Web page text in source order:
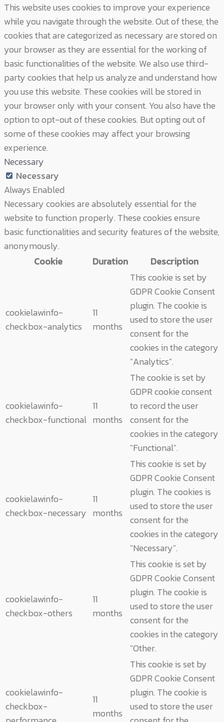
This website uses cookies to improve your experience
while you navigate through the website. Out of these, the
cookies that are categorized as necessary are stored on
your browser as they are essential for the working of
basic functionalities of the website. We also use third-
party cookies that help us analyze and understand how
you use this website. These cookies will be stored in
your browser only with your consent. You also have the
option to opt-out of these cookies. But opting out of
some of these cookies may affect your browsing
experience.
Necessary
Necessary
Always Enabled
Necessary cookies are absolutely essential for the
website to function properly. These cookies ensure
basic functionalities and security features of the website,
anonymously.
Cookie
Duration Description
cookielawinfo-
checkbox-analytics
11
months
This cookie is set by
GDPR Cookie Consent
plugin. The cookie is
used to store the user
consent for the
cookies in the category
"Analytics".
cookielawinfo-
checkbox-functional
11
months
The cookie is set by
GDPR cookie consent
to record the user
consent for the
cookies in the category
"Functional".
cookielawinfo-
checkbox-necessary
11
months
This cookie is set by
GDPR Cookie Consent
plugin. The cookies is
used to store the user
consent for the
cookies in the category
"Necessary".
cookielawinfo-
checkbox-others
11
months
This cookie is set by
GDPR Cookie Consent
plugin. The cookie is
used to store the user
consent for the
cookies in the category
"Other.
cookielawinfo-
checkbox-
11
months
This cookie is set by
GDPR Cookie Consent
plugin. The cookie is
used to store the user